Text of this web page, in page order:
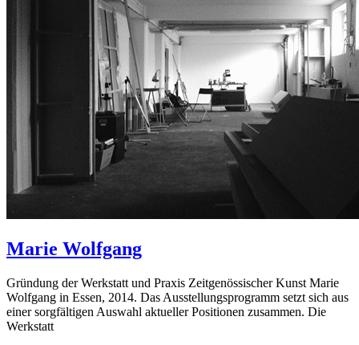
Marie Wolfgang
Gründung der Werkstatt und Praxis Zeitgenössischer Kunst Marie
Wolfgang in Essen, 2014. Das Ausstellungsprogramm setzt sich aus
einer sorgfältigen Auswahl aktueller Positionen zusammen. Die
Werkstatt